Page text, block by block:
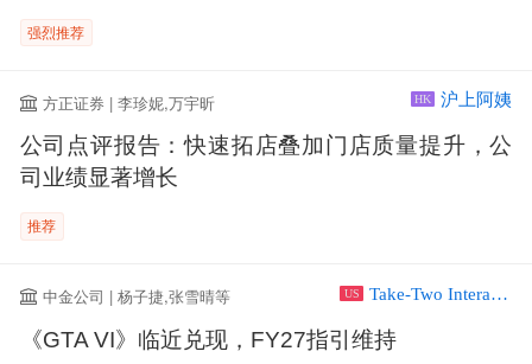
强烈推荐
方正证券 | 李珍妮,万宇昕 HK 沪上阿姨
公司点评报告：快速拓店叠加门店质量提升，公
司业绩显著增长
推荐
中金公司 | 杨子捷,张雪晴等 US Take-Two Interactive Software Inc
《GTA VI》临近兑现，FY27指引维持